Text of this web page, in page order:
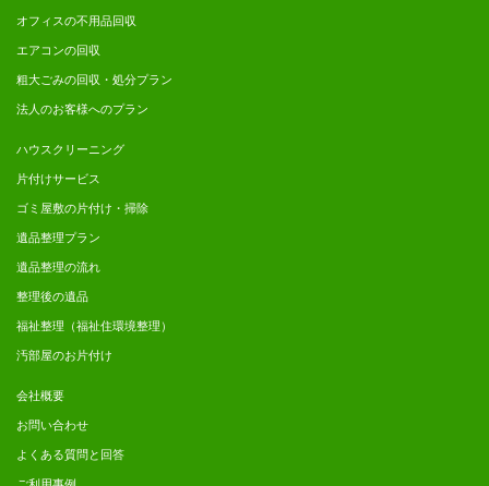
オフィスの不用品回収
エアコンの回収
粗大ごみの回収・処分プラン
法人のお客様へのプラン
ハウスクリーニング
片付けサービス
ゴミ屋敷の片付け・掃除
遺品整理プラン
遺品整理の流れ
整理後の遺品
福祉整理（福祉住環境整理）
汚部屋のお片付け
会社概要
お問い合わせ
よくある質問と回答